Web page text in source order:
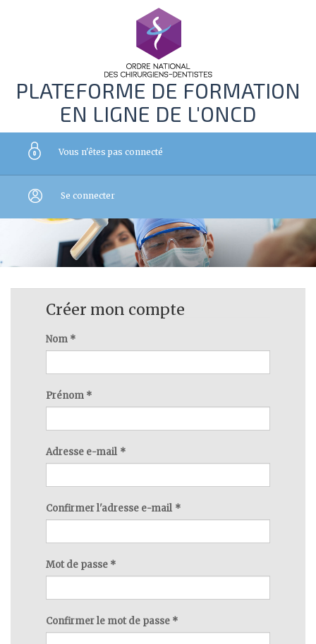
PLATEFORME DE FORMATION
EN LIGNE DE L'ONCD
Vous n'êtes pas connecté
Se connecter
Créer mon compte
Nom *
Prénom *
Adresse e-mail *
Confirmer l'adresse e-mail *
Mot de passe *
Confirmer le mot de passe *